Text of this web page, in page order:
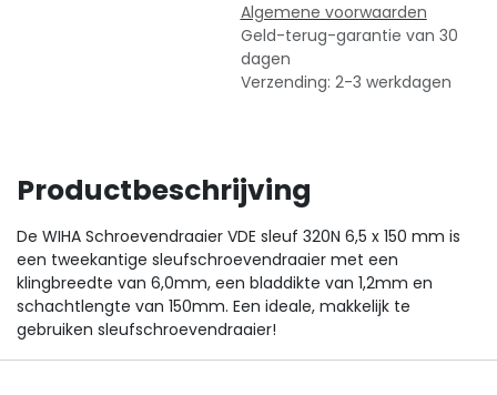
Algemene voorwaarden
Geld-terug-garantie van 30
dagen
Verzending: 2-3 werkdagen
Productbeschrijving
De WIHA Schroevendraaier VDE sleuf 320N 6,5 x 150 mm is
een tweekantige sleufschroevendraaier met een
klingbreedte van 6,0mm, een bladdikte van 1,2mm en
schachtlengte van 150mm. Een ideale, makkelijk te
gebruiken sleufschroevendraaier!